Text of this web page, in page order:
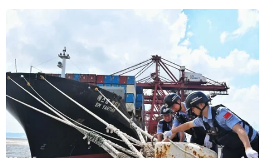
Ảnh minh họa. (Nguồn: TTXVN)
Phó Thủ tướng Chính phủ Vũ Đức Đam vừa ký
Quyết định 2219/QĐ-TTg phê duyệt Chương
trình Sách quốc gia giai đoạn 2022-2026.